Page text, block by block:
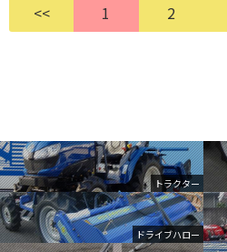
トラクター
ドライブハロー
<< 1 2